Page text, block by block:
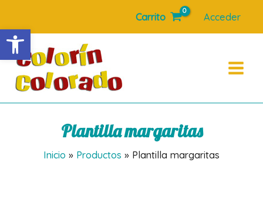
Abrir barra de herramientas
contenido
Carrito Acceder
Main
Menu
Plantilla margaritas
Inicio Productos Plantilla margaritas